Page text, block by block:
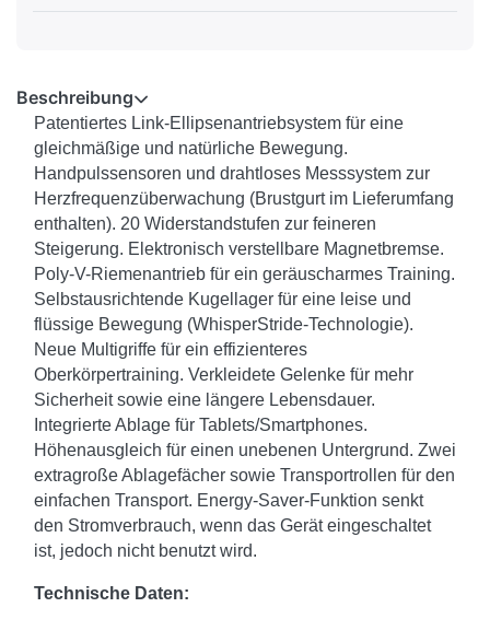
Beschreibung
Patentiertes Link-Ellipsenantriebsystem für eine
gleichmäßige und natürliche Bewegung.
Handpulssensoren und drahtloses Messsystem zur
Herzfrequenzüberwachung (Brustgurt im Lieferumfang
enthalten). 20 Widerstandstufen zur feineren
Steigerung. Elektronisch verstellbare Magnetbremse.
Poly-V-Riemenantrieb für ein geräuscharmes Training.
Selbstausrichtende Kugellager für eine leise und
flüssige Bewegung (WhisperStride-Technologie).
Neue Multigriffe für ein effizienteres
Oberkörpertraining. Verkleidete Gelenke für mehr
Sicherheit sowie eine längere Lebensdauer.
Integrierte Ablage für Tablets/Smartphones.
Höhenausgleich für einen unebenen Untergrund. Zwei
extragroße Ablagefächer sowie Transportrollen für den
einfachen Transport. Energy-Saver-Funktion senkt
den Stromverbrauch, wenn das Gerät eingeschaltet
ist, jedoch nicht benutzt wird.
Technische Daten: